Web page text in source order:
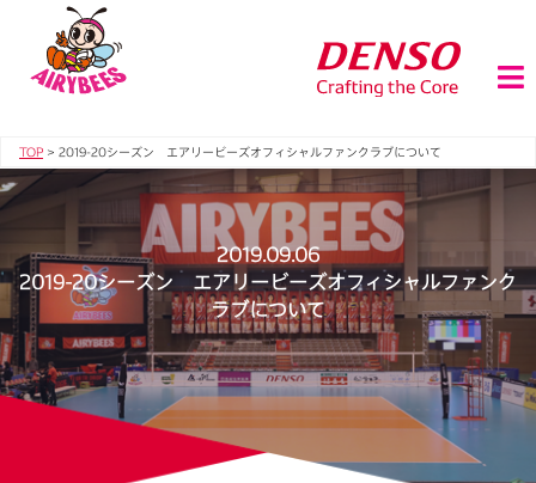
TOP > 2019-20シーズン エアリービーズオフィシャルファンクラブについて
2019.09.06
2019-20シーズン エアリービーズオフィシャルファンク
ラブについて